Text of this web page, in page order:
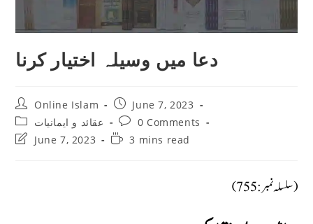
دعا میں وسیلہ اختیار کرنا
Post
author:
Online Islam
Post
published:
June 7, 2023
Post
category:
عقائد و ایمانیات
Post
comments:
0 Comments
PostJune 7, 2023
Reading3 mins read
(سلسلہ نمبر: 755)